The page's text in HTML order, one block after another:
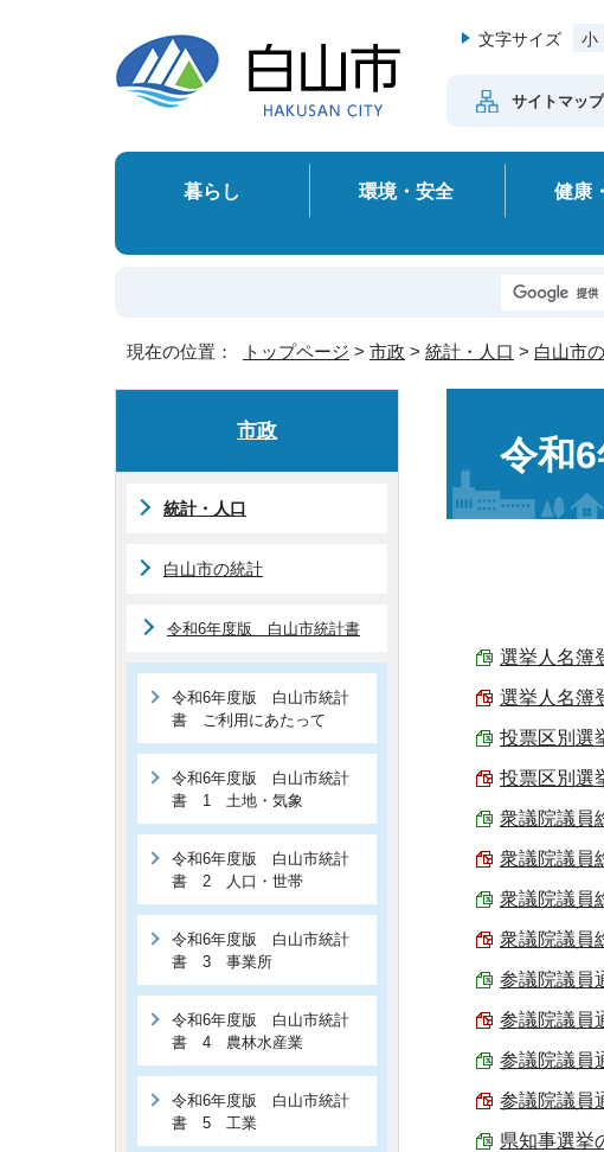
文字サイズ 小
サイトマップ
暮らし 環境・安全 健康
現在の位置： トップページ > 市政 > 統計・人口 > 白山市
令和
選挙人名簿
選挙人名簿
投票区別選
投票区別選
衆議院議員
衆議院議員
衆議院議員
衆議院議員
参議院議員
参議院議員
参議院議員
参議院議員
県知事選挙
市政
統計・人口
白山市の統計
令和6年度版 白山市統計書
令和6年度版 白山市統計
書 ご利用にあたって
令和6年度版 白山市統計
書 1 土地・気象
令和6年度版 白山市統計
書 2 人口・世帯
令和6年度版 白山市統計
書 3 事業所
令和6年度版 白山市統計
書 4 農林水産業
令和6年度版 白山市統計
書 5 工業